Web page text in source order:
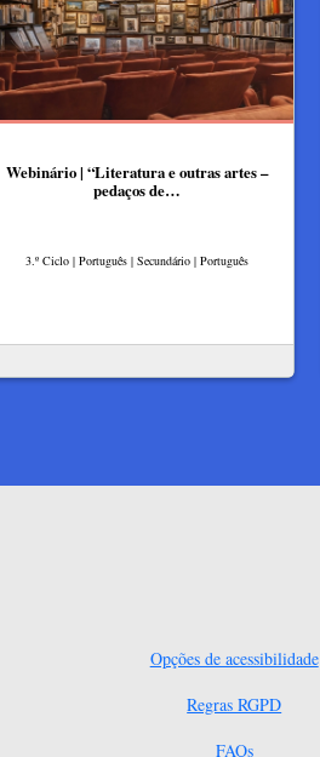
Webinário | “Literatura e outras artes –
pedaços de…
3.º Ciclo | Português | Secundário | Português
Opções de acessibilidade
Regras RGPD
FAQs